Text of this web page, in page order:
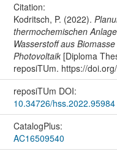
Citation:
Kodritsch, P. (2022).
thermochemischen
Wasserstoff aus
Photovoltaik[Diploma
reposiTUm. https://
reposiTUm DOI:
10.34726/hss.2022.95984
CatalogPlus:
AC16509540